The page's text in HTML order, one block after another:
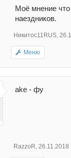
Моё мнение
наездников.
Никитос11RUS,
Меню
ake - фу
RazzoR, 26.11.2018